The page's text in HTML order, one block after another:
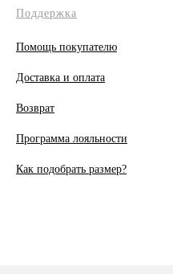
Поддержка
Помощь покупателю
Доставка и оплата
Возврат
Программа лояльности
Как подобрать размер?